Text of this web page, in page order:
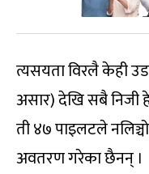
त्यसयता विरलै केही
असार) देखि सबै निजी
ती ४७ पाइलटले
अवतरण गरेका छैनन् ।